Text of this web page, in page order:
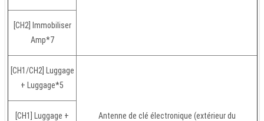
[CH2] Immobiliser
Amp*7
[CH1/CH2] Luggage
+ Luggage*5
Antenne de clé électronique (extérieur du
[CH1] Luggage +